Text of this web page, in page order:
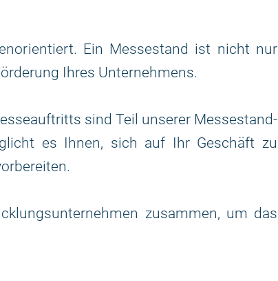
Ein Messestand ist nicht nur
Ihres Unternehmens.
sind Teil unserer Messestand-
es Ihnen, sich auf Ihr Geschäft zu
zusammen, um das